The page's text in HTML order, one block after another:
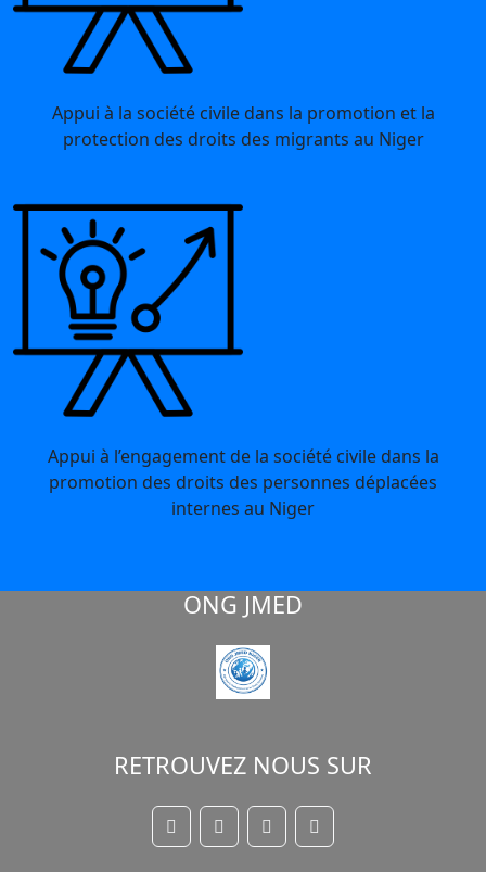
Appui à la société civile dans la promotion et la
protection des droits des migrants au Niger
Appui à l’engagement de la société civile dans la
promotion des droits des personnes déplacées
internes au Niger
ONG JMED
RETROUVEZ NOUS SUR